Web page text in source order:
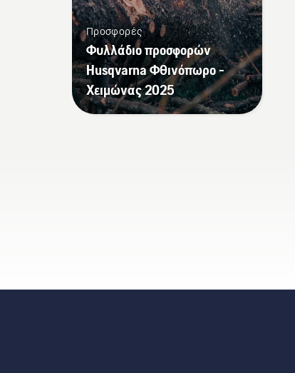
Προσφορές
Φυλλάδιο προσφορών
Husqvarna Φθινόπωρο -
Χειμώνας 2025